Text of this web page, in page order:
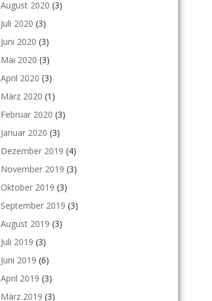
August 2020 (3)
Juli 2020 (3)
Juni 2020 (3)
Mai 2020 (3)
April 2020 (3)
März 2020 (1)
Februar 2020 (3)
Januar 2020 (3)
Dezember 2019 (4)
November 2019 (3)
Oktober 2019 (3)
September 2019 (3)
August 2019 (3)
Juli 2019 (3)
Juni 2019 (6)
April 2019 (3)
März 2019 (3)